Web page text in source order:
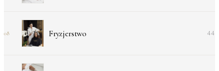
08 Fryzjerstwo 44